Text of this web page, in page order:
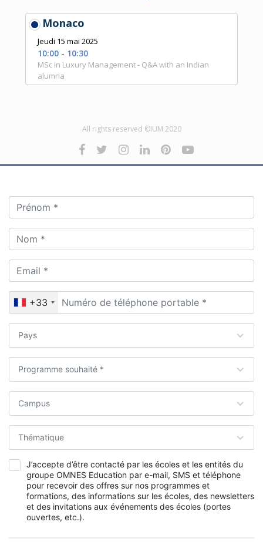
Monaco
Jeudi 15 mai 2025
10:00 - 10:30
MSc in Luxury Management - Q&A with an Indian
alumna
All rights reserved ©IUM 2020
+33
Pays
Programme souhaité *
Campus
Thématique
J’accepte d’être contacté par les écoles et les entités du
groupe OMNES Education par e-mail, SMS et téléphone
pour recevoir des offres sur nos programmes et
formations, des informations sur les écoles, des newsletters
et des invitations aux événements des écoles (portes
ouvertes, etc.).